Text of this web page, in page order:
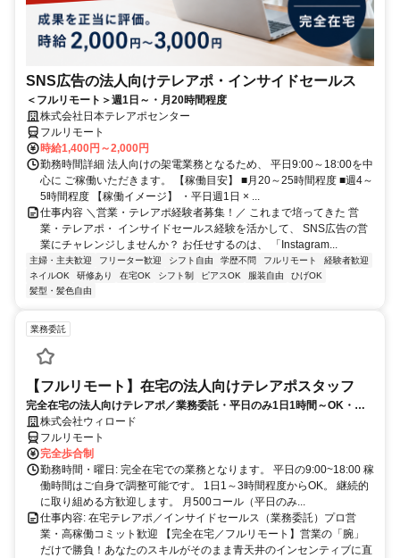
SNS広告の法人向けテレアポ・インサイドセールス
＜フルリモート＞週1日～・月20時間程度
株式会社日本テレアポセンター
フルリモート
時給1,400円～2,000円
勤務時間詳細 法人向けの架電業務となるため、 平日9:00～18:00を中
心に ご稼働いただきます。 【稼働目安】 ■月20～25時間程度 ■週4～
5時間程度 【稼働イメージ】 ・平日週1日 × ...
仕事内容 ＼営業・テレアポ経験者募集！／ これまで培ってきた 営
業・テレアポ・ インサイドセールス経験を活かして、 SNS広告の営
業にチャレンジしませんか？ お任せするのは、 「Instagram...
主婦・主夫歓迎 フリーター歓迎 シフト自由 学歴不問 フルリモート
経験者歓迎
ネイルOK
研修あり 在宅OK シフト制 ピアスOK 服装自由
ひげOK
髪型・髪色自由
業務委託
【フルリモート】在宅の法人向けテレアポスタッフ
完全在宅の法人向けテレアポ／業務委託・平日のみ1日1時間～OK・成
果報酬あり／新規立ち上げ
株式会社ウィロード
フルリモート
完全歩合制
勤務時間・曜日: 完全在宅での業務となります。 平日の9:00~18:00 稼
働時間はご自身で調整可能です。 1日1～3時間程度からOK。 継続的
に取り組める方歓迎します。 月500コール（平日のみ...
仕事内容: 在宅テレアポ／インサイドセールス（業務委託）プロ営
業・高稼働コミット歓迎 【完全在宅／フルリモート】営業の「腕」
だけで勝負！あなたのスキルがそのまま青天井のインセンティブに直